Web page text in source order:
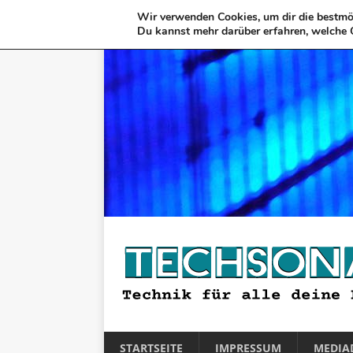
STARTSEITE IMPRESSUM
Wir verwenden Cookies, um dir die
Du kannst mehr darüber erfahren,